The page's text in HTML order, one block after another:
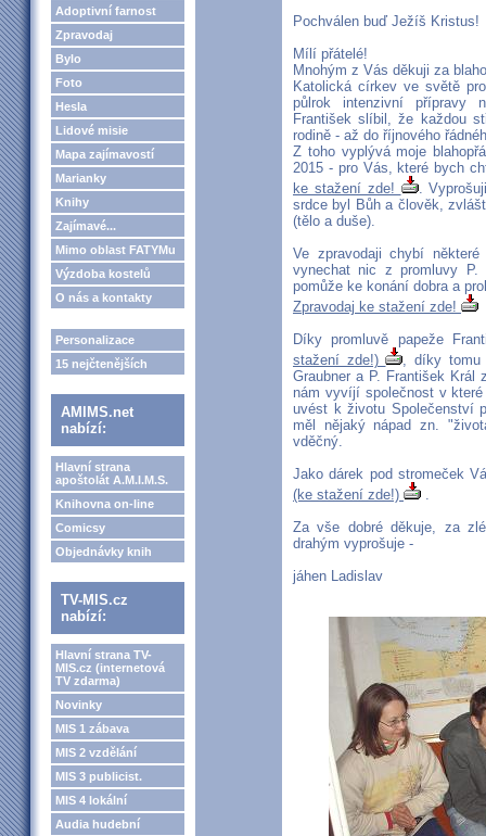
Adoptivní farnost
Zpravodaj
Bylo
Foto
Hesla
Lidové misie
Mapa zajímavostí
Marianky
Knihy
Zajímavé...
Mimo oblast FATYMu
Výzdoba kostelů
O nás a kontakty
Personalizace
15 nejčtenějších
AMIMS.net
nabízí:
Hlavní strana
apoštolát A.M.I.M.S.
Knihovna on-line
Comicsy
Objednávky knih
TV-MIS.cz
nabízí:
Hlavní strana TV-
MIS.cz (internetová
TV zdarma)
Novinky
MIS 1 zábava
MIS 2 vzdělání
MIS 3 publicist.
MIS 4 lokální
Audia hudební
Pochválen buď Ježíš Kristus!
Mílí přátelé!
Mnohým z Vás děkuji za
Katolická církev ve světě
půlrok intenzivní přípravy
František slíbil, že každou
rodině - až do říjnového
Z toho vyplývá moje
2015 - pro Vás, které bych
ke stažení zde!
.
srdce byl Bůh a člověk,
(tělo a duše).
Ve zpravodaji chybí
vynechat nic z promluvy P.
pomůže ke konání dobra a
Zpravodaj ke stažení zde!
Díky promluvě papeže
stažení zde!)
, díky tomu
Graubner a P. František
nám vyvíjí společnost v
uvést k životu Společenství
měl nějaký nápad zn.
vděčný.
Jako dárek pod stromeček
(ke stažení zde!)
.
Za vše dobré děkuje, za
drahým vyprošuje -
jáhen Ladislav